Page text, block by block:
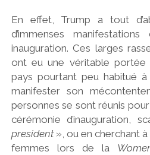
En effet, Trump a tout
d’immenses
inauguration. Ces larges
ont eu une véritable portée
pays pourtant peu habitué
manifester son
personnes se sont réunis
cérémonie d’inauguration,
president», ou en cherchant
femmes lors de la